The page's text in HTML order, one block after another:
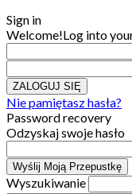
Sign in
Welcome!Log into
Nie pamiętasz hasła?
Password recovery
Odzyskaj swoje hasło
Wyszukiwanie